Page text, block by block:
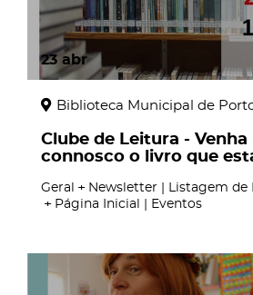
23 abr
Biblioteca Municipal de
Clube de Leitura -
connosco o livro que
Geral
Newsletter | Listagem de
Página Inicial | Eventos